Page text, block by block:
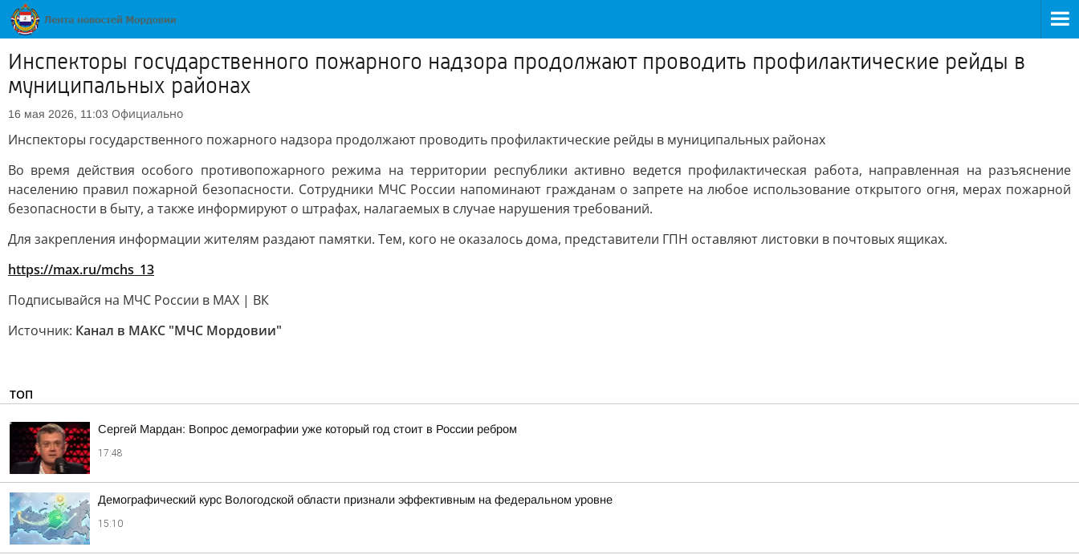
Инспекторы государственного пожарного надзора продолжают проводить профилактические рейды в
муниципальных районах
16 мая 2026, 11:03 Официально
Инспекторы государственного пожарного надзора продолжают проводить профилактические рейды в муниципальных районах
Во время действия особого противопожарного режима на территории республики активно ведется профилактическая работа, направленная на разъяснение
населению правил пожарной безопасности. Сотрудники МЧС России напоминают гражданам о запрете на любое использование открытого огня, мерах пожарной
безопасности в быту, а также информируют о штрафах, налагаемых в случае нарушения требований.
Для закрепления информации жителям раздают памятки. Тем, кого не оказалось дома, представители ГПН оставляют листовки в почтовых ящиках.
https://max.ru/mchs_13
Подписывайся на МЧС России в MAX | ВК
Источник: Канал в МАКС "МЧС Мордовии"
ТОП
Сергей Мардан: Вопрос демографии уже который год стоит в России ребром
17:48
Демографический курс Вологодской области признали эффективным на федеральном уровне
15:10